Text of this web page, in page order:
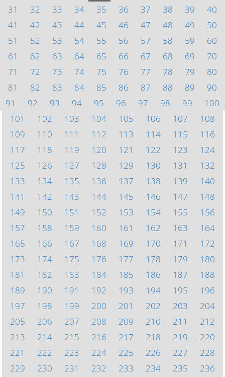
31
32 33 34 35 36 37 38 39
40
41
42 43 44 45 46 47 48 49
50
51
52 53 54 55 56 57 58 59
60
61
62 63 64 65 66 67 68 69
70
71
72 73 74 75 76 77 78 79
80
81
82 83 84 85 86 87 88 89
90
91
92 93 94 95 96 97 98 99
100
101
102 103 104 105 106 107
108
109
110 111 112 113 114 115
116
117
118 119 120 121 122 123
124
125
126 127 128 129 130 131
132
133
134 135 136 137 138 139
140
141
142 143 144 145 146 147
148
149
150 151 152 153 154 155
156
157
158 159 160 161 162 163
164
165
166 167 168 169 170 171
172
173
174 175 176 177 178 179
180
181
182 183 184 185 186 187
188
189
190 191 192 193 194 195
196
197
198 199 200 201 202 203
204
205
206 207 208 209 210 211
212
213
214 215 216 217 218 219
220
221
222 223 224 225 226 227
228
229
230 231 232 233 234 235
236